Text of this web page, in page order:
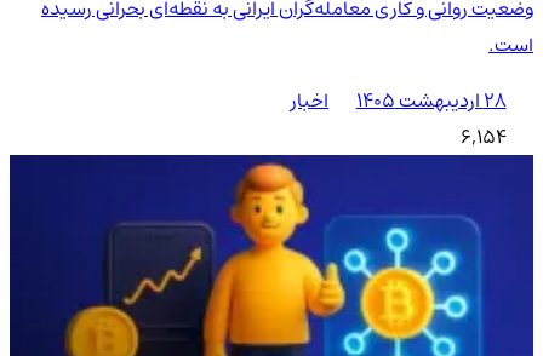
وضعیت روانی و کاری معامله‌گران ایرانی به نقطه‌ای بحرانی رسیده
است.
۲۸ اردیبهشت ۱۴۰۵
اخبار
6,154